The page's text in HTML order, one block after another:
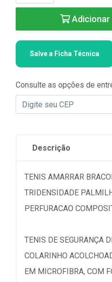
Adicionar
Salve a Ficha Técnica
Consulte as opções de
Descrição
TENIS AMARRAR
TRIDENSIDADE
PERFURACAO
TENIS DE SEGURANÇA
COLARINHO
EM MICROFIBRA, COM